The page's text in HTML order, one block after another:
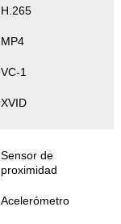
H.265
MP4
VC-1
XVID
Sensor de
proximidad
Acelerómetro